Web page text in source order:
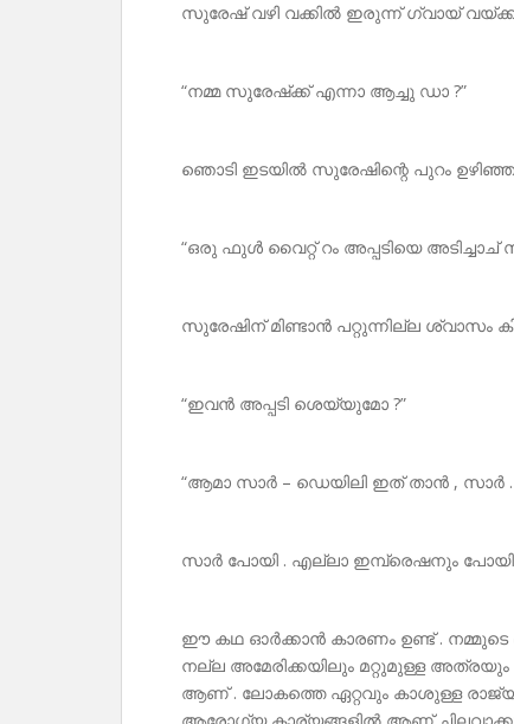
സുരേഷ് വഴി വക്കിൽ ഇരുന്ന് ഗ്വായ്
“നമ്മ സുരേഷ്‌ക്ക് എന്നാ ആച്ചു ഡാ ?”
ഞൊടി ഇടയിൽ സുരേഷിന്റെ പുറം
“ഒരു ഫുൾ വൈറ്റ് റം അപ്പടിയെ അടിച്ചാച്
സുരേഷിന് മിണ്ടാൻ പറ്റുന്നില്ല ശ്വാസം
“ഇവൻ അപ്പടി ശെയ്യുമോ ?”
“ആമാ സാർ – ഡെയിലി ഇത് താൻ , സാർ .
സാർ പോയി . എല്ലാ ഇമ്പ്രെഷനും
ഈ കഥ ഓർക്കാൻ കാരണം ഉണ്ട് . നമ്മുടെ
നല്ല അമേരിക്കയിലും മറ്റുമുള്ള
ആണ് . ലോകത്തെ ഏറ്റവും കാശുള്ള